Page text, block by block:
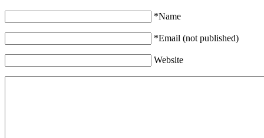
*Name
*Email (not published)
Website